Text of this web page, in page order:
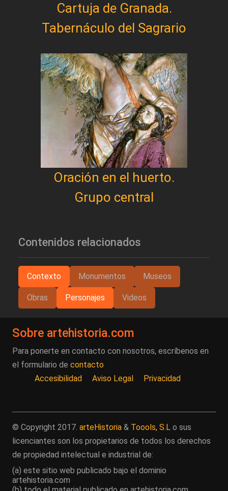
Cartuja de Granada.
Tabernáculo del Sagrario
Oración en el huerto.
Grupo central
Contenidos relacionados
Contexto Monumentos Museos
Obras Personajes Videos
Sobre artehistoria.com
Para ponerte en contacto con nosotros, escríbenos en
el formulario de contacto
Accesibilidad
Aviso Legal Privacidad
© Copyright 2017. arteHistoria & Toools, S.L o sus
licenciantes son los propietarios de todos los derechos
de propiedad intelectual e industrial de:
(a) este sitio web publicado bajo el dominio
artehistoria.com